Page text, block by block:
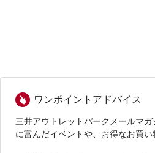
ワンポイントアドバイス
三井アウトレットパークメールマ
に富んだイベントや、お得なお買